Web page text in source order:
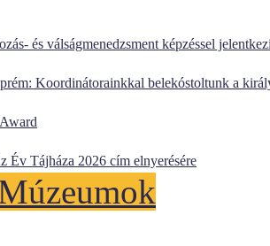
és válságmenedzsment képzéssel
Koordinátorainkkal belekóstoltunk a
Év Tájháza 2026 cím elnyerésére